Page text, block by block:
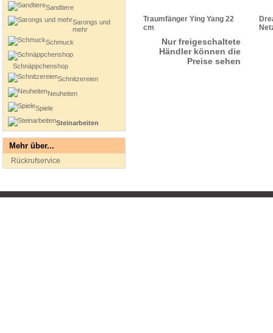
Traumfänger Ying Yang 22
cm
Nur freigeschaltete
Händler können die
Preise sehen
Sandtiere
Sarongs und
mehr
Schmuck
Schnäppchenshop
Schnitzereien
Neuheiten
Spiele
Steinarbeiten
Mehr über...
Rückrufservice